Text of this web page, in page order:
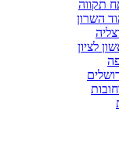
תקווה
השרון
לציון